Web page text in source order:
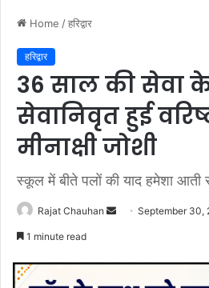
Home /हरिद्वार
हरिद्वार
36 साल की सेवा
सेवानिवृत हुई
मीनाक्षी जोशी
स्कूल में बीते पलों की याद हमेशा आती
Rajat Chauhan
Send September 30,
1 minute read